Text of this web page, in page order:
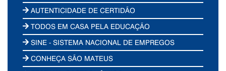
AUTENTICIDADE DE CERTIDÃO
TODOS EM CASA PELA EDUCAÇÃO
SINE - SISTEMA NACIONAL DE EMPREGOS
CONHEÇA SÃO MATEUS